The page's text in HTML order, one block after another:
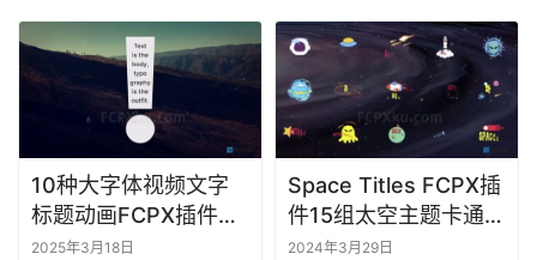
插
具
F
10种大字体视频文字
标题动画FCPX插件
Minimalist Typo
2025年3月18日
Space Titles FCPX插
件15组太空主题卡通文
字标题动画
2024年3月29日